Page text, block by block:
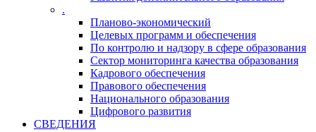
.
Планово-экономический
Целевых программ и обеспечения
По контролю и надзору в сфере образования
Сектор мониторинга качества образования
Кадрового обеспечения
Правового обеспечения
Национального образования
Цифрового развития
СВЕДЕНИЯ